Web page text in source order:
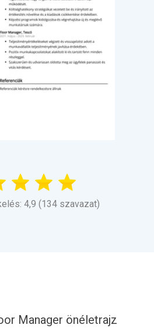
4,9 (134 szavazat)
Manager önéletrajz